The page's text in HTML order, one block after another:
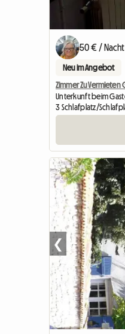
50 € / Nacht
Neu im Angebot
Zimmer Zu Vermieten
Unterkunft beim
3 Schlafplatz/
❮